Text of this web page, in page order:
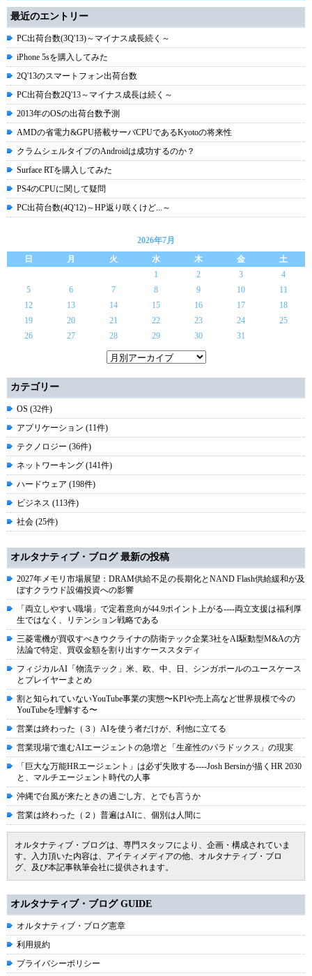
最近のエントリー
PC出荷台数(3Q'13)～マイナス成長続く～
iPhone 5sを購入してみた
2Q'13のスマートフォン出荷台数
PC出荷台数2Q'13～マイナス成長は続く～
2013年のOSの出荷台数予測
AMDの省電力&GPU搭載サーバCPUであるKyotoの将来性
クラムシェルタイプのAndroidは成功するのか？
Surface RTを購入してみた
PS4のCPUに関して疑問
PC出荷台数(4Q'12)～HP返り咲くけど...～
2026年7月
日
月 火 水 木 金
土
1
2 3
4
5
6 7 8 9 10
11
12
13 14 15 16 17
18
19
20 21 22 23 24
25
26
27 28 29 30 31
カテゴリー
OS (32件)
アプリケーション (11件)
テクノロジー (36件)
ネットワーキング (141件)
ハードウェア (198件)
ビジネス (113件)
社会 (25件)
オルタナティブ・ブログ 最新の投稿
2027年メモリ市場展望：DRAM供給不足の長期化とNAND Flash供給緩和が及
ぼすクラウド設備投資への影響
「両立しやすい職場」で定着意向が44.9ポイント上がる----両立支援は福利厚
生ではなく、リテンション戦略である
三菱電機が買収すべきウクライナの防衛テック企業3社をAI駆動型M&Aの方
法論で特定、買収金額を割り出すケーススタディ
フィジカルAI「物流テック」米、欧、中、日、シンガポールのユースケース
とプレイヤーまとめ
割と知られていないYouTube事業の実態〜KPIや売上高など世界規模で今の
YouTubeを理解する〜
営業は終わった（３）AIを使う者だけが、利他に立てる
営業現場で進むAIエージェントの急増と「生産性のパラドックス」の現実
「巨大な万能HRエージェント」は必ず失敗する----Josh Bersinが描くHR 2030
と、マルチエージェント時代の人事
沖縄で台風が来たときの過ごし方、とでも言うか
営業は終わった（２）普遍はAIに、個別は人間に
オルタナティブ・ブログは、専門スタッフにより、企画・構成されていま
す。入力頂いた内容は、アイティメディアの他、オルタナティブ・ブロ
グ、及び本記事執筆会社に提供されます。
オルタナティブ・ブログ GUIDE
オルタナティブ・ブログ憲章
利用規約
プライバシーポリシー